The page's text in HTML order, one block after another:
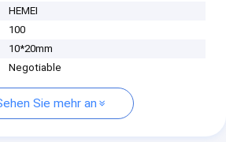
HEMEI
100
10*20mm
Negotiable
Sie mehr an